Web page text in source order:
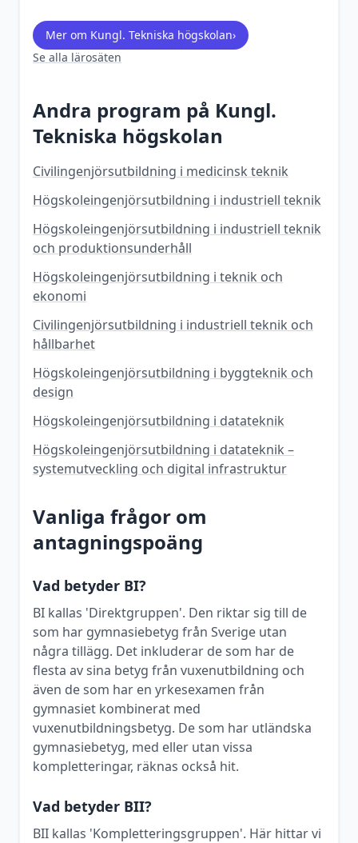
Mer om Kungl. Tekniska högskolan›
Se alla lärosäten
Andra program på Kungl.
Tekniska högskolan
Civilingenjörsutbildning i medicinsk teknik
Högskoleingenjörsutbildning i industriell teknik
Högskoleingenjörsutbildning i industriell teknik
och produktionsunderhåll
Högskoleingenjörsutbildning i teknik och
ekonomi
Civilingenjörsutbildning i industriell teknik och
hållbarhet
Högskoleingenjörsutbildning i byggteknik och
design
Högskoleingenjörsutbildning i datateknik
Högskoleingenjörsutbildning i datateknik –
systemutveckling och digital infrastruktur
Vanliga frågor om
antagningspoäng
Vad betyder BI?
BI kallas 'Direktgruppen'. Den riktar sig till de
som har gymnasiebetyg från Sverige utan
några tillägg. Det inkluderar de som har de
flesta av sina betyg från vuxenutbildning och
även de som har en yrkesexamen från
gymnasiet kombinerat med
vuxenutbildningsbetyg. De som har utländska
gymnasiebetyg, med eller utan vissa
kompletteringar, räknas också hit.
Vad betyder BII?
BII kallas 'Kompletteringsgruppen'. Här hittar vi